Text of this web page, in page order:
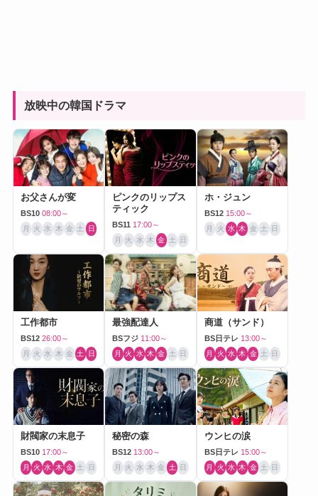
放映中の韓国ドラマ
お父さんが変
BS10 08:00～
月 火 水 木 金 土 日
ピンクのリップス
ティック
BS11 17:00～
月 火 水 木 金 土 日
ホ・ジュン
BS12 15:00～
月 火 水 木 金 土 日
工作都市
BS12 26:00～
月 火 水 木 金 土 日
最強配達人
BSフジ 11:00～
月 火 水 木 金 土 日
商道（サンド）
BS日テレ 13:00～
月 火 水 木 金 土 日
財閥家の末息子
BS10 17:00～
月 火 水 木 金 土 日
秘密の森
BS12 13:00～
月 火 水 木 金 土 日
ウンヒの涙
BS日テレ 15:00～
月 火 水 木 金 土 日